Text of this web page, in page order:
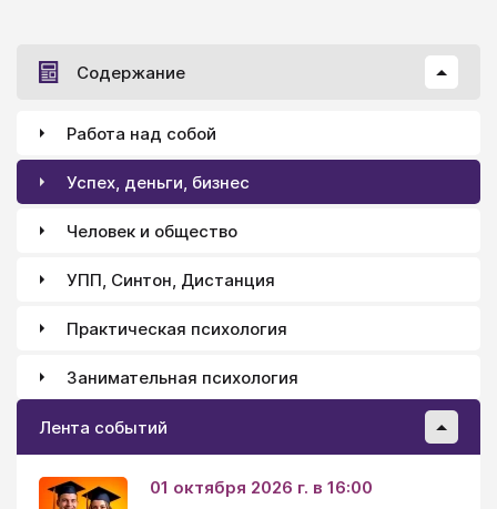
Содержание
Работа над собой
Успех, деньги, бизнес
Человек и общество
УПП, Синтон, Дистанция
Практическая психология
Занимательная психология
Лента событий
01 октября 2026 г. в 16:00